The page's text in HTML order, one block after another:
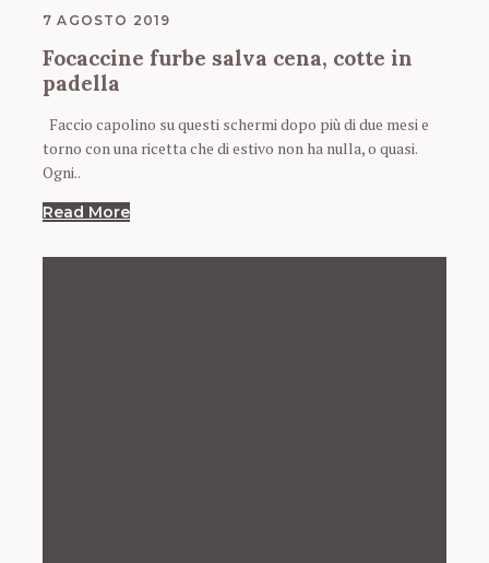
7 AGOSTO 2019
Focaccine furbe salva cena, cotte in
padella
Faccio capolino su questi schermi dopo più di due mesi e
torno con una ricetta che di estivo non ha nulla, o quasi.
Ogni..
Read More